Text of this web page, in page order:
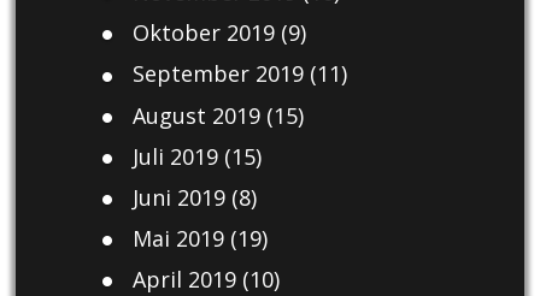
Oktober 2019(9)
September 2019(11)
August 2019(15)
Juli 2019(15)
Juni 2019(8)
Mai 2019(19)
April 2019(10)